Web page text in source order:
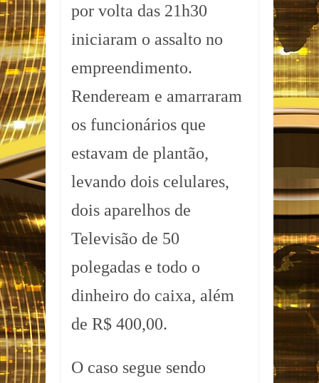
por volta das 21h30
iniciaram o assalto no
empreendimento.
Rendeream e amarraram
os funcionários que
estavam de plantão,
levando dois celulares,
dois aparelhos de
Televisão de 50
polegadas e todo o
dinheiro do caixa, além
de R$ 400,00.
O caso segue sendo